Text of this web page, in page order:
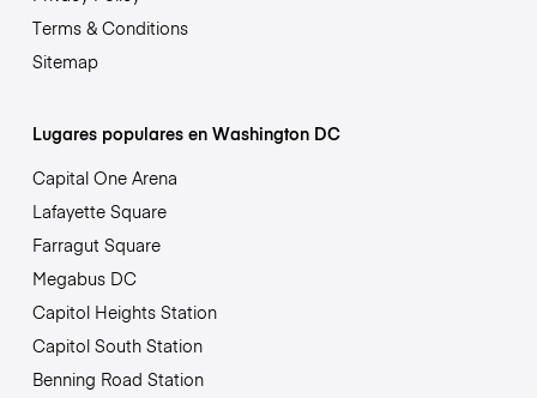
Terms & Conditions
Sitemap
Lugares populares en Washington DC
Capital One Arena
Lafayette Square
Farragut Square
Megabus DC
Capitol Heights Station
Capitol South Station
Benning Road Station